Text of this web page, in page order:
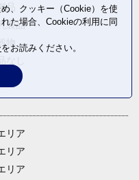
品
製品
物
リア
リア
リア
、クッキー（Cookie）を使
た場合、Cookieの利用に同
をお読みください。